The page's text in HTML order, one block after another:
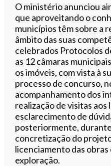
O ministério anunciou
que aproveitando o
municípios têm sobre a
âmbito das suas
celebrados Protocolos
as 12 câmaras
os imóveis, com vista à
processo de concurso,
acompanhamento dos
realização de visitas aos
esclarecimento de
posteriormente,
concretização do
licenciamento das obras
exploração.